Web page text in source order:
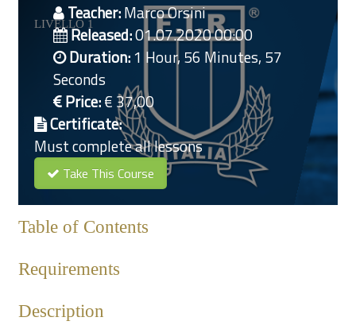
LIVELLO 1Teacher:Marco Orsini
Released:01.07.2020 00:00
Duration: 1 Hour, 56 Minutes, 57
Seconds
Price:€ 37,00
Certificate:
Must complete all lessons
Take This Course
Table of Contents
Requirements
Description